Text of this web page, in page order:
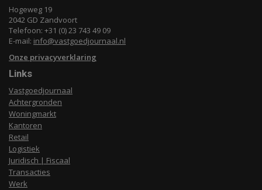
Hogeweg 19
2042 GD Zandvoort
Telefoon: +31 (0) 23 743 49 09
E-mail: info@vastgoedjournaal.nl
Onze privacyverklaring
Links
Vastgoedjournaal
Achtergronden
Woningmarkt
Kantoren
Retail
Logistiek
Juridisch | Fiscaal
Transacties
Werk